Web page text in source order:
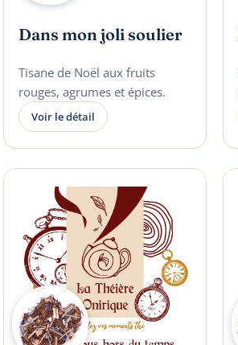
Dans mon joli soulier
Tisane de Noël aux fruits
rouges, agrumes et épices.
Voir le détail